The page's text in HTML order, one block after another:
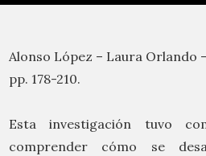
Alonso López – Laura Orlando –
pp. 178-210.
Esta investigación tuvo
comprender cómo se